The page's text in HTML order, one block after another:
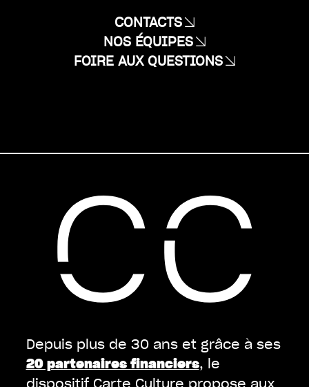
CONTACTS
NOS ÉQUIPES
FOIRE AUX QUESTIONS
Depuis plus de 30 ans et grâce à ses
20 partenaires financiers, le